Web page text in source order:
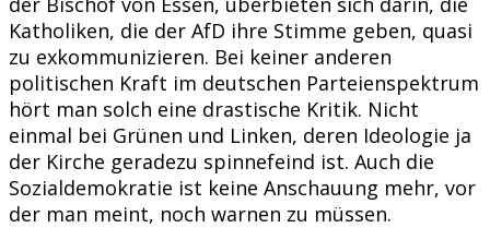
Katholiken, die der AfD ihre Stimme geben, quasi
zu exkommunizieren. Bei keiner anderen
politischen Kraft im deutschen Parteienspektrum
hört man solch eine drastische Kritik. Nicht
einmal bei Grünen und Linken, deren Ideologie ja
der Kirche geradezu spinnefeind ist. Auch die
Sozialdemokratie ist keine Anschauung mehr, vor
der man meint, noch warnen zu müssen.